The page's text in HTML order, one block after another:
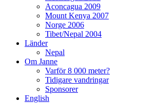
Aconcagua 2009
Mount Kenya 2007
Norge 2006
Tibet/Nepal 2004
Länder
Nepal
Om Janne
Varför 8 000 meter?
Tidigare vandringar
Sponsorer
English